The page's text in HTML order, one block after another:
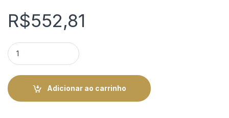
R$552,81
Monte Pascoal 460 Mata Ouro - Força e Equilíbrio | Rei do
Adicionar ao carrinho